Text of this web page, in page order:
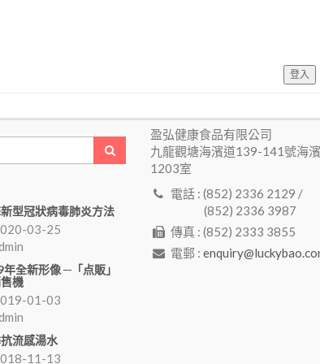
登入
型冠狀病毒肺炎方法
03-25
年全新形像 ─「点販」
機
01-03
流感湯水
11-13
盈弘健康食品有限公司
九龍觀塘海濱道139-141號海
1203室
電話 : (852) 2336 2129 /
(852) 2336 3987
傳真 : (852) 2333 3855
電郵 :